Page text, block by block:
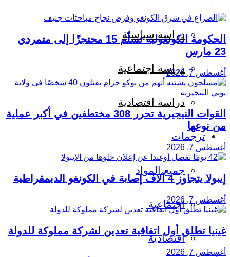
دراسة سياسية
دراسة اجتماعية
دراسة اقتصادية
ترجمات
جميع المواد
اجتماعية
اقتصادية
الحكومة الكونغولية تسلّم 15 محتجزًا إلى متمردي
23 مارس
أغسطس 7, 2026
القوات النيجيرية تحرر 308 مختطفين في أكبر عملية
من نوعها
أغسطس 7, 2026
إيبولا يتجاوز 4 آلاف إصابة في الكونغو الديمقراطية
أغسطس 7, 2026
غينيا تطلق أول اتفاقية تعدين لشركة مملوكة للدولة
أغسطس 7, 2026